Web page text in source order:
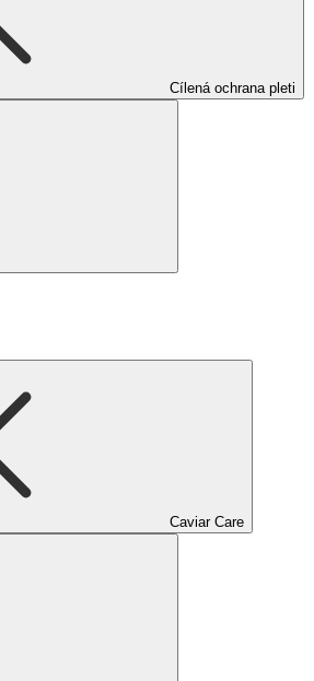
Cílená ochrana pleti
Caviar Care